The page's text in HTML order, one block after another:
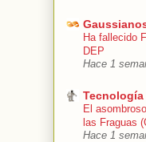
Ha fallecido
DEP
Hace 1
El
las Fraguas
Hace 1